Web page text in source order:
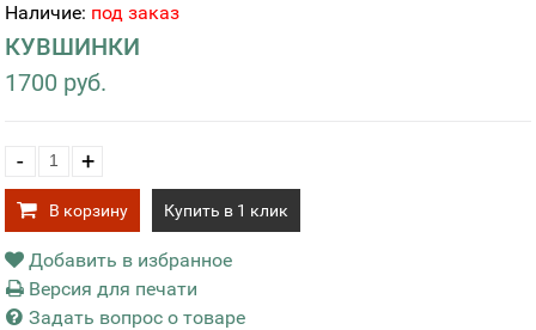
Наличие: под заказ
КУВШИНКИ
1700 руб.
- +
В корзину Купить в 1 клик
Добавить в избранное
Версия для печати
Задать вопрос о товаре